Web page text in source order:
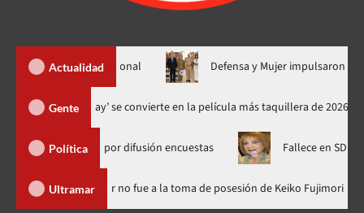
Actualidad
profesional Defensa y Mujer impulsaron consulta
Gente
‘Spider-Man: Brand New Day’ se convierte en la película más
Política
Media por difusión encuestas Fallece en SD la abogada
Ultramar Luis Abinader no fue a la toma de posesión de Keiko